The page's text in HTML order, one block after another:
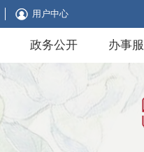
用户中心
政务公开 办事